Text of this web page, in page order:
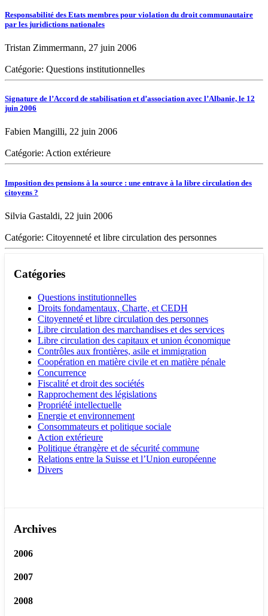
Responsabilité des Etats membres pour violation du droit communautaire
par les juridictions nationales
Tristan Zimmermann, 27 juin 2006
Catégorie: Questions institutionnelles
Signature de l’Accord de stabilisation et d’association avec l’Albanie, le 12
juin 2006
Fabien Mangilli, 22 juin 2006
Catégorie: Action extérieure
Imposition des pensions à la source : une entrave à la libre circulation des
citoyens ?
Silvia Gastaldi, 22 juin 2006
Catégorie: Citoyenneté et libre circulation des personnes
Catégories
Questions institutionnelles
Droits fondamentaux, Charte, et CEDH
Citoyenneté et libre circulation des personnes
Libre circulation des marchandises et des services
Libre circulation des capitaux et union économique
Contrôles aux frontières, asile et immigration
Coopération en matière civile et en matière pénale
Concurrence
Fiscalité et droit des sociétés
Rapprochement des législations
Propriété intellectuelle
Energie et environnement
Consommateurs et politique sociale
Action extérieure
Politique étrangère et de sécurité commune
Relations entre la Suisse et l’Union européenne
Divers
Archives
2006
2007
2008